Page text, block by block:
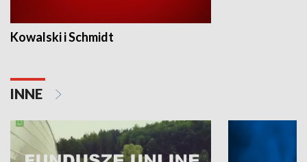
Kowalski i Schmidt
INNE